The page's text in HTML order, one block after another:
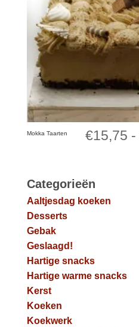
Mokka Taarten €15,75 -
Categorieën
Aaltjesdag koeken
Desserts
Gebak
Geslaagd!
Hartige snacks
Hartige warme snacks
Kerst
Koeken
Koekwerk